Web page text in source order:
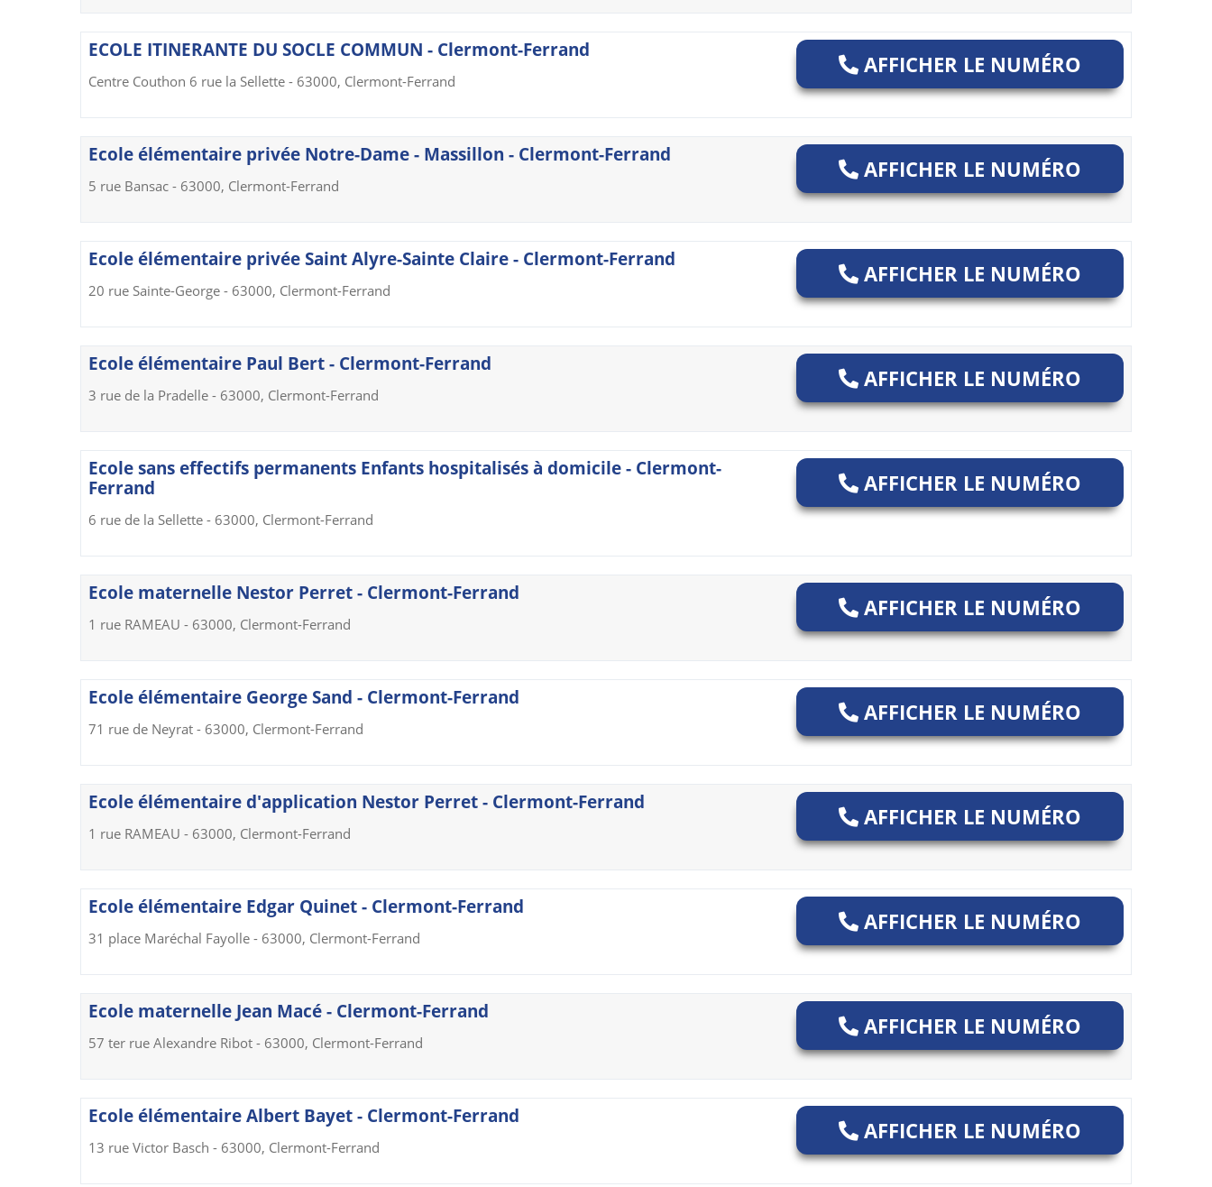
ECOLE ITINERANTE DU SOCLE COMMUN - Clermont-Ferrand
Centre Couthon 6 rue la Sellette - 63000, Clermont-Ferrand
AFFICHER LE NUMÉRO
Ecole élémentaire privée Notre-Dame - Massillon - Clermont-Ferrand
5 rue Bansac - 63000, Clermont-Ferrand
AFFICHER LE NUMÉRO
Ecole élémentaire privée Saint Alyre-Sainte Claire - Clermont-Ferrand
20 rue Sainte-George - 63000, Clermont-Ferrand
AFFICHER LE NUMÉRO
Ecole élémentaire Paul Bert - Clermont-Ferrand
3 rue de la Pradelle - 63000, Clermont-Ferrand
AFFICHER LE NUMÉRO
Ecole sans effectifs permanents Enfants hospitalisés à domicile - Clermont-
Ferrand
6 rue de la Sellette - 63000, Clermont-Ferrand
AFFICHER LE NUMÉRO
Ecole maternelle Nestor Perret - Clermont-Ferrand
1 rue RAMEAU - 63000, Clermont-Ferrand
AFFICHER LE NUMÉRO
Ecole élémentaire George Sand - Clermont-Ferrand
71 rue de Neyrat - 63000, Clermont-Ferrand
AFFICHER LE NUMÉRO
Ecole élémentaire d'application Nestor Perret - Clermont-Ferrand
1 rue RAMEAU - 63000, Clermont-Ferrand
AFFICHER LE NUMÉRO
Ecole élémentaire Edgar Quinet - Clermont-Ferrand
31 place Maréchal Fayolle - 63000, Clermont-Ferrand
AFFICHER LE NUMÉRO
Ecole maternelle Jean Macé - Clermont-Ferrand
57 ter rue Alexandre Ribot - 63000, Clermont-Ferrand
AFFICHER LE NUMÉRO
Ecole élémentaire Albert Bayet - Clermont-Ferrand
13 rue Victor Basch - 63000, Clermont-Ferrand
AFFICHER LE NUMÉRO